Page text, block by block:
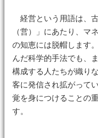
経営という用語は、
（営）」にあたり、マ
の知恵には脱帽します
んだ科学的手法でも、
構成する人たちが織り
客に発信され拡がって
覚を身につけることの
す。